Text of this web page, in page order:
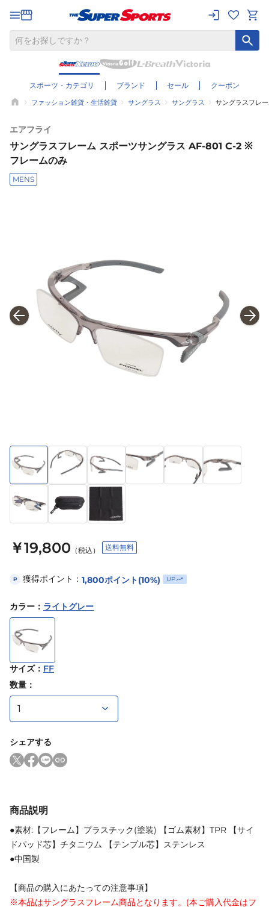
スポーツ・カテゴリ ブランド セール クーポン
ファッション雑貨・生活雑貨 サングラス サングラス サングラスフレ
エアフライ
サングラスフレーム スポーツサングラス AF-801 C-2 ※
フレームのみ
MENS
￥19,800 （税込） 送料無料
P 獲得ポイント： 1,800ポイント(10%) UP
カラー ： ライトグレー
サイズ： FF
数量：
シェアする
商品説明
●素材:【フレーム】プラスチック(塗装) 【ゴム素材】TPR 【サイ
ドパッド芯】チタニウム 【テンプル芯】ステンレス
●中国製
【商品の購入にあたっての注意事項】
※本品はサングラスフレーム商品となります。(本ご購入代金はフ